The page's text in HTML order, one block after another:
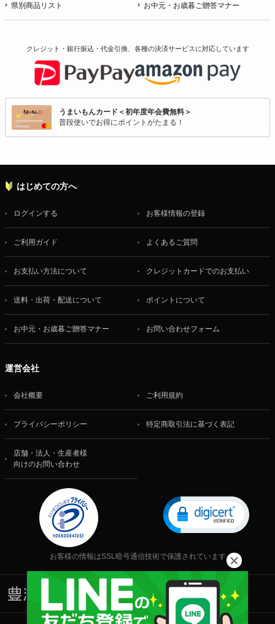
県別商品リスト お中元・お歳暮ご贈答マナー
クレジット・銀行振込・代金引換、各種の決済サービスに対応しています
うまいもんカード＜初年度年会費無料＞
普段使いでお得にポイントがたまる！
はじめての方へ
ログインする お客様情報の登録
ご利用ガイド よくあるご質問
お支払い方法について クレジットカードでのお支払い
送料・出荷・配送について ポイントについて
お中元・お歳暮ご贈答マナー お問い合わせフォーム
運営会社
会社概要 ご利用規約
プライバシーポリシー 特定商取引法に基づく表記
店舗・法人・生産者様
向けのお問い合わせ
お客様の情報はSSL暗号通信技術で保護されています